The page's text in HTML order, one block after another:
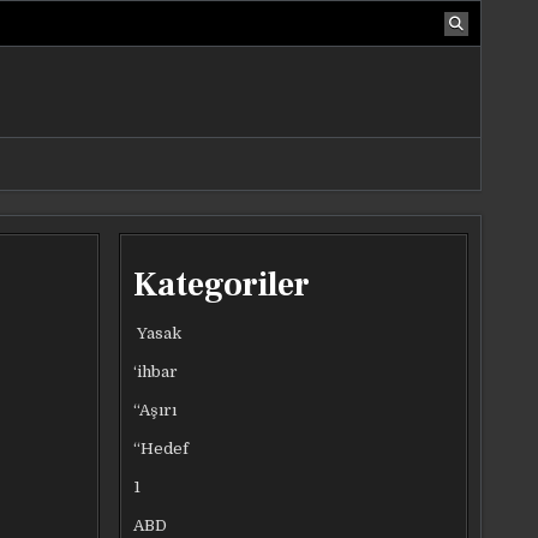
Kategoriler
Yasak
‘ihbar
“Aşırı
“Hedef
1
ABD